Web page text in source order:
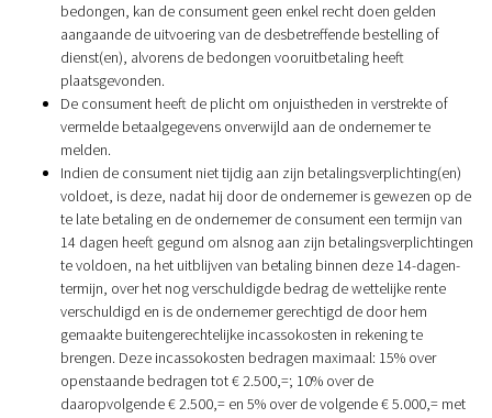
bedongen, kan de consument geen enkel recht doen gelden
aangaande de uitvoering van de desbetreffende bestelling of
dienst(en), alvorens de bedongen vooruitbetaling heeft
plaatsgevonden.
De consument heeft de plicht om onjuistheden in verstrekte of
vermelde betaalgegevens onverwijld aan de ondernemer te
melden.
Indien de consument niet tijdig aan zijn betalingsverplichting(en)
voldoet, is deze, nadat hij door de ondernemer is gewezen op de
te late betaling en de ondernemer de consument een termijn van
14 dagen heeft gegund om alsnog aan zijn betalingsverplichtingen
te voldoen, na het uitblijven van betaling binnen deze 14-dagen-
termijn, over het nog verschuldigde bedrag de wettelijke rente
verschuldigd en is de ondernemer gerechtigd de door hem
gemaakte buitengerechtelijke incassokosten in rekening te
brengen. Deze incassokosten bedragen maximaal: 15% over
openstaande bedragen tot € 2.500,=; 10% over de
daaropvolgende € 2.500,= en 5% over de volgende € 5.000,= met